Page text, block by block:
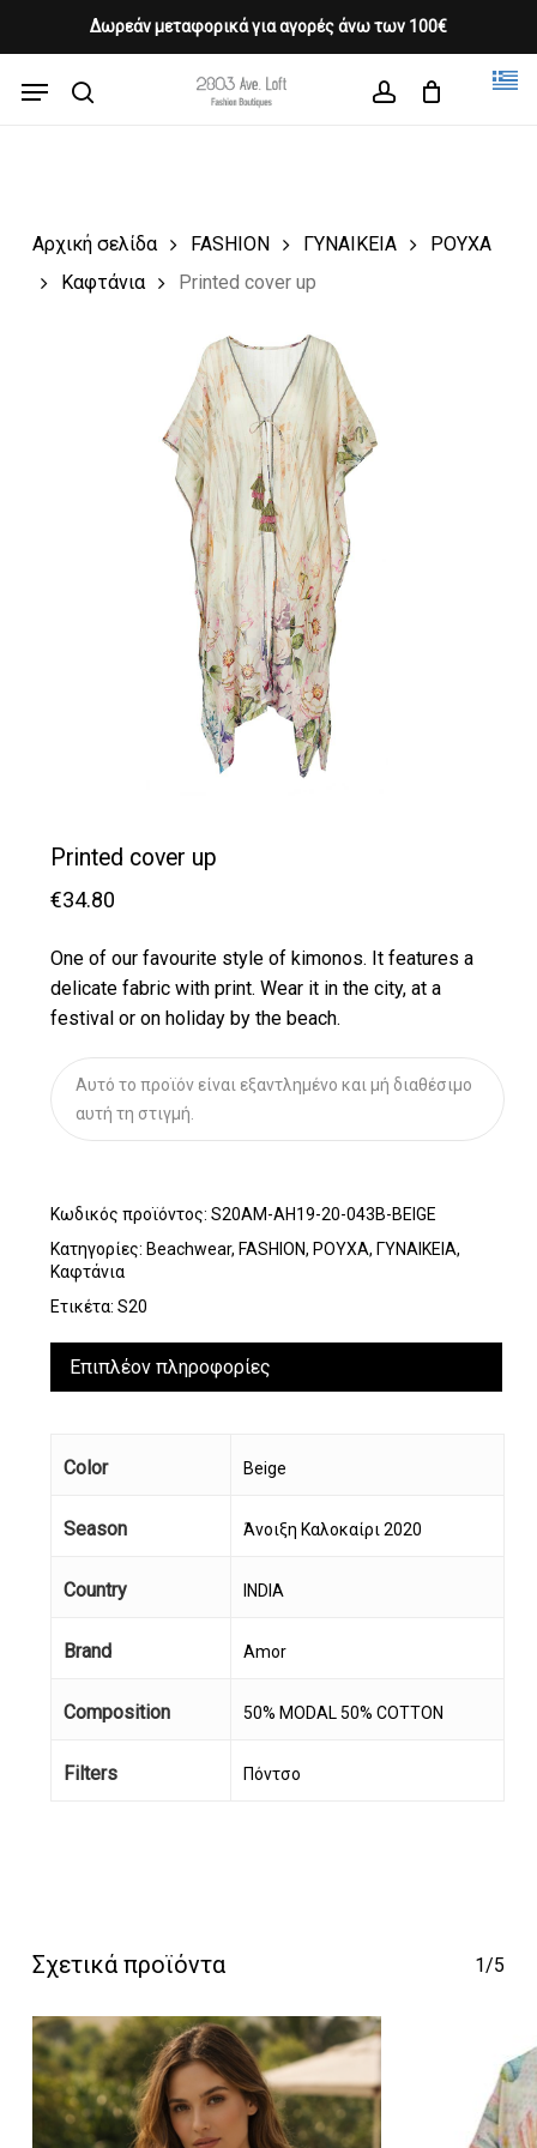
Δωρεάν μεταφορικά για αγορές άνω των 100€
content
Menu
Cart CLOSE
CART
Κανένα προϊόν στο
Αρχική σελίδα FASHION ΓΥΝΑΙΚΕΙΑ
ΡΟΥΧΑ
Καφτάνια
Printed cover up
Printed cover up
€34.80
One of our favourite style of kimonos. It features a
delicate fabric with print. Wear it in the city, at a
festival or on holiday by the beach.
Αυτό το προϊόν είναι εξαντλημένο και μή διαθέσιμο
αυτή τη στιγμή.
Κωδικός προϊόντος: S20AM-AH19-20-043B-BEIGE
Κατηγορίες: Beachwear, FASHION, ΡΟΥΧΑ, ΓΥΝΑΙΚΕΙΑ,
Καφτάνια
Ετικέτα: S20
Επιπλέον πληροφορίες
Color Beige
Season Άνοιξη Καλοκαίρι 2020
Country INDIA
Brand Amor
Composition 50% MODAL 50% COTTON
Filters Πόντσο
Σχετικά προϊόντα 1/5
Close